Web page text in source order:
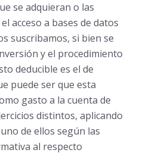
se adquieran o las
acceso a bases de datos
suscribamos, si bien se
y el procedimiento
deducible es el de
puede ser que esta
gasto a la cuenta de
distintos, aplicando
de ellos según las
al respecto